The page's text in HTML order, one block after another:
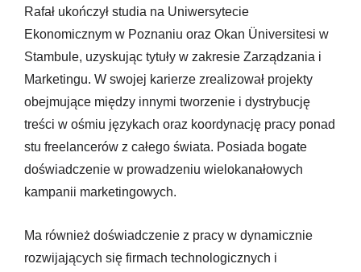
Rafał ukończył studia na Uniwersytecie
Ekonomicznym w Poznaniu oraz Okan Üniversitesi w
Stambule, uzyskując tytuły w zakresie Zarządzania i
Marketingu. W swojej karierze zrealizował projekty
obejmujące między innymi tworzenie i dystrybucję
treści w ośmiu językach oraz koordynację pracy ponad
stu freelancerów z całego świata. Posiada bogate
doświadczenie w prowadzeniu wielokanałowych
kampanii marketingowych.
Ma również doświadczenie z pracy w dynamicznie
rozwijających się firmach technologicznych i